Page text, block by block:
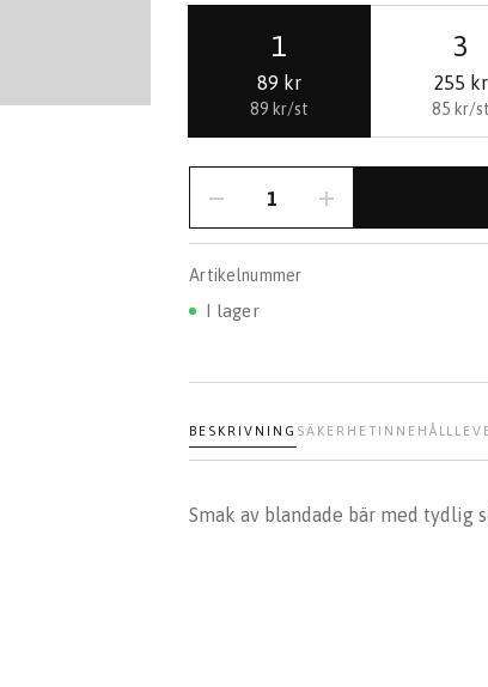
1
89 kr
89 kr/st
3
255 kr
85 kr/st
Artikelnummer
I lager
BESKRIVNING SÄKERHET INNEHÅLL
Smak av blandade bär med tydlig